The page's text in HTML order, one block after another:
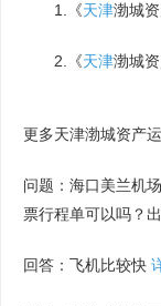
1.《天津渤城
2.《天津渤城
更多天津渤城资产
问题：海口美兰机
票行程单可以吗？
回答：飞机比较快